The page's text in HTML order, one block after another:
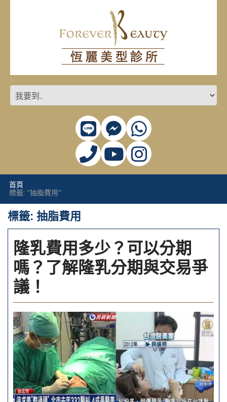
首頁
標籤: "抽脂費用"
標籤: 抽脂費用
隆乳費用多少？可以分期
嗎？了解隆乳分期與交易爭
議！